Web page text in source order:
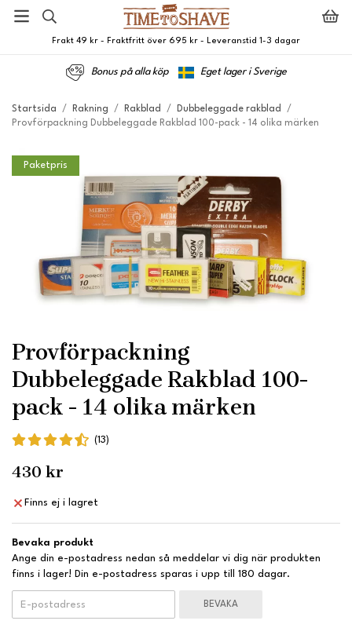
Frakt 49 kr - Fraktfritt över 695 kr - Leveranstid 1-3 dagar
Bonus på alla köp Eget lager i Sverige
Startsida / Rakning / Rakblad / Dubbeleggade rakblad
/
Provförpackning Dubbeleggade Rakblad 100-pack - 14 olika märken
Paketpris
Provförpackning
Dubbeleggade Rakblad 100-
pack - 14 olika märken
(13)
430 kr
Finns ej i lagret
Bevaka produkt
Ange din e-postadress nedan så meddelar vi dig när produkten
finns i lager! Din e-postadress sparas i upp till 180 dagar.
BEVAKA